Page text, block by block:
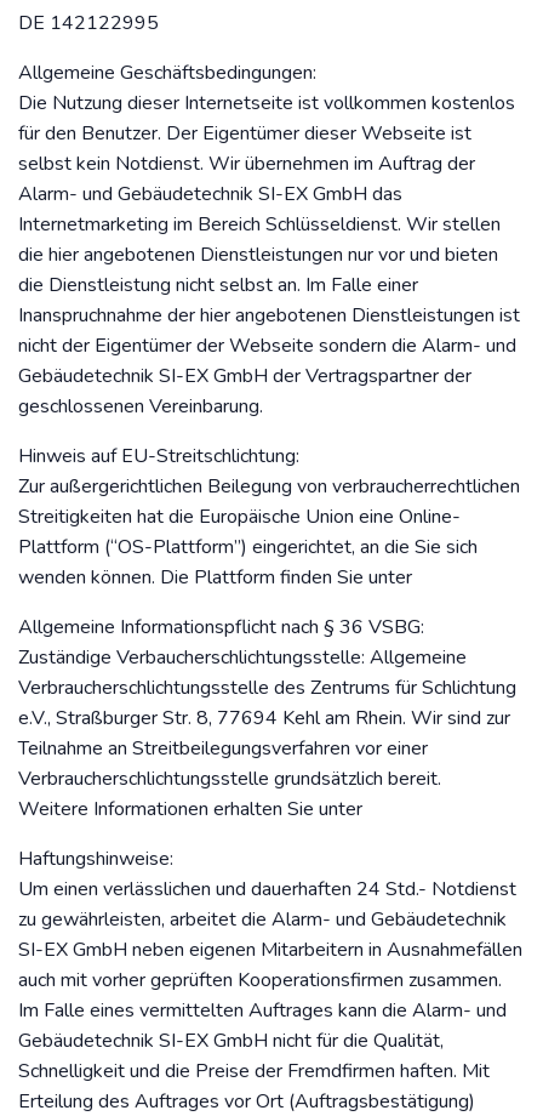
DE 142122995
Allgemeine Geschäftsbedingungen:
Die Nutzung dieser Internetseite ist vollkommen kostenlos
für den Benutzer. Der Eigentümer dieser Webseite ist
selbst kein Notdienst. Wir übernehmen im Auftrag der
Alarm- und Gebäudetechnik SI-EX GmbH das
Internetmarketing im Bereich Schlüsseldienst. Wir stellen
die hier angebotenen Dienstleistungen nur vor und bieten
die Dienstleistung nicht selbst an. Im Falle einer
Inanspruchnahme der hier angebotenen Dienstleistungen ist
nicht der Eigentümer der Webseite sondern die Alarm- und
Gebäudetechnik SI-EX GmbH der Vertragspartner der
geschlossenen Vereinbarung.
Hinweis auf EU-Streitschlichtung:
Zur außergerichtlichen Beilegung von verbraucherrechtlichen
Streitigkeiten hat die Europäische Union eine Online-
Plattform (“OS-Plattform”) eingerichtet, an die Sie sich
wenden können. Die Plattform finden Sie unter
Allgemeine Informationspflicht nach § 36 VSBG:
Zuständige Verbaucherschlichtungsstelle: Allgemeine
Verbraucherschlichtungsstelle des Zentrums für Schlichtung
e.V., Straßburger Str. 8, 77694 Kehl am Rhein. Wir sind zur
Teilnahme an Streitbeilegungsverfahren vor einer
Verbraucherschlichtungsstelle grundsätzlich bereit.
Weitere Informationen erhalten Sie unter
Haftungshinweise:
Um einen verlässlichen und dauerhaften 24 Std.- Notdienst
zu gewährleisten, arbeitet die Alarm- und Gebäudetechnik
SI-EX GmbH neben eigenen Mitarbeitern in Ausnahmefällen
auch mit vorher geprüften Kooperationsfirmen zusammen.
Im Falle eines vermittelten Auftrages kann die Alarm- und
Gebäudetechnik SI-EX GmbH nicht für die Qualität,
Schnelligkeit und die Preise der Fremdfirmen haften. Mit
Erteilung des Auftrages vor Ort (Auftragsbestätigung)